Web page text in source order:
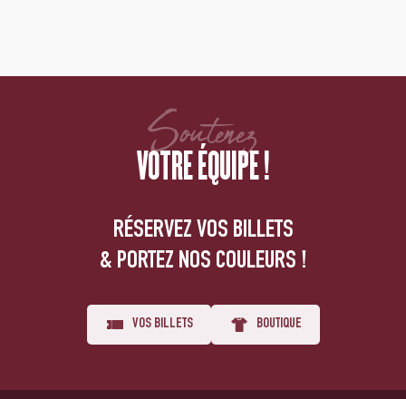
Soutenez
VOTRE ÉQUIPE !
RÉSERVEZ VOS BILLETS
& PORTEZ NOS COULEURS !
VOS BILLETS BOUTIQUE